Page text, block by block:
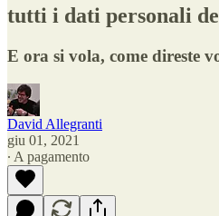
tutti i dati personali
E ora si vola, come direste
David Allegranti
giu 01, 2021
∙ A pagamento